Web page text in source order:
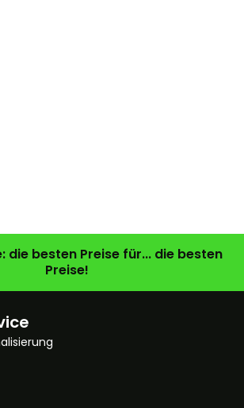
die besten Preise für... die besten
Preise!